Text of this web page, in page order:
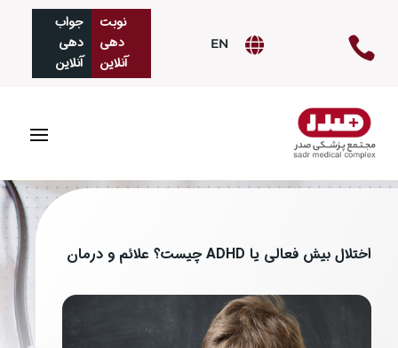


EN
نوبت
دهی
آنلاین
جواب‌
دهی
آنلاین
اختلال بیش فعالی یا ADHD چیست؟ علائم و درمان